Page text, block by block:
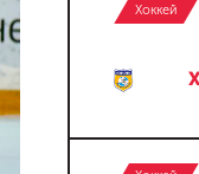
Хоккей